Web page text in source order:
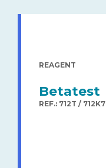
REAGENT
Betatest
REF.: 712T / 712K7